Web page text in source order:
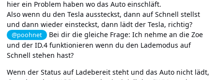
hier ein Problem haben wo das Auto einschläft.
Also wenn du den Tesla aussteckst, dann auf Schnell stellst
und dann wieder einsteckst, dann lädt der Tesla, richtig?
@poohnet
Bei dir die gleiche Frage: Ich nehme an die Zoe
und der ID.4 funktionieren wenn du den Lademodus auf
Schnell stehen hast?
Wenn der Status auf Ladebereit steht und das Auto nicht lädt,